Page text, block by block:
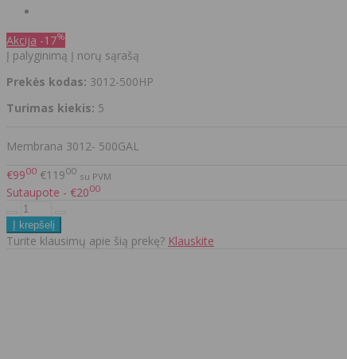
Akcija -17%
Į palyginimą Į norų sąrašą
Prekės kodas: 3012-500HP
Turimas kiekis: 5
Membrana 3012- 500GAL
€9900 €11900 su PVM
Sutaupote - €2000
Turite klausimų apie šią prekę? Klauskite